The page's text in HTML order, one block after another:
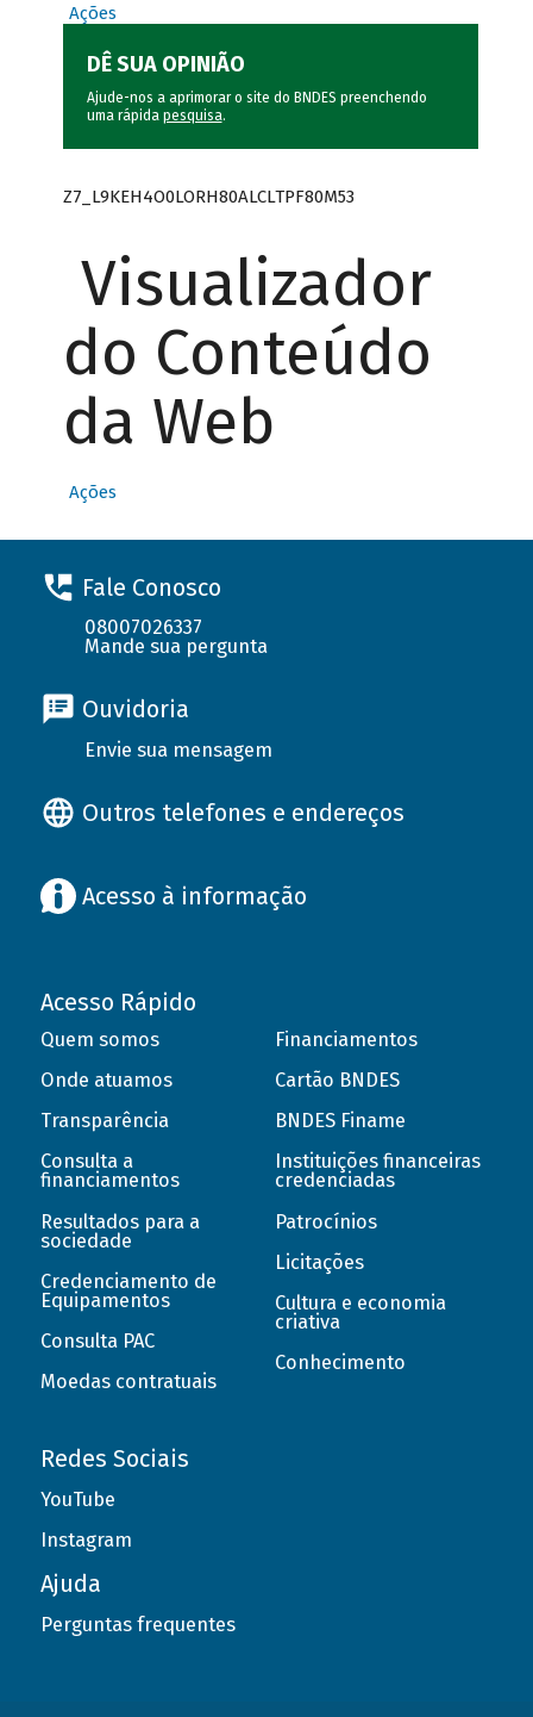
Ações
DÊ SUA OPINIÃO
Ajude-nos a aprimorar o site do BNDES preenchendo
uma rápida pesquisa.
Z7_L9KEH4O0LORH80ALCLTPF80M53
Visualizador
do Conteúdo
da Web
Ações
Fale Conosco
08007026337
Mande sua pergunta
Ouvidoria
Envie sua mensagem
Outros telefones e endereços
Acesso à informação
Acesso Rápido
Quem somos
Onde atuamos
Transparência
Consulta a
financiamentos
Resultados para a
sociedade
Credenciamento de
Equipamentos
Consulta PAC
Moedas contratuais
Financiamentos
Cartão BNDES
BNDES Finame
Instituições financeiras
credenciadas
Patrocínios
Licitações
Cultura e economia
criativa
Conhecimento
Redes Sociais
YouTube
Instagram
Ajuda
Perguntas frequentes